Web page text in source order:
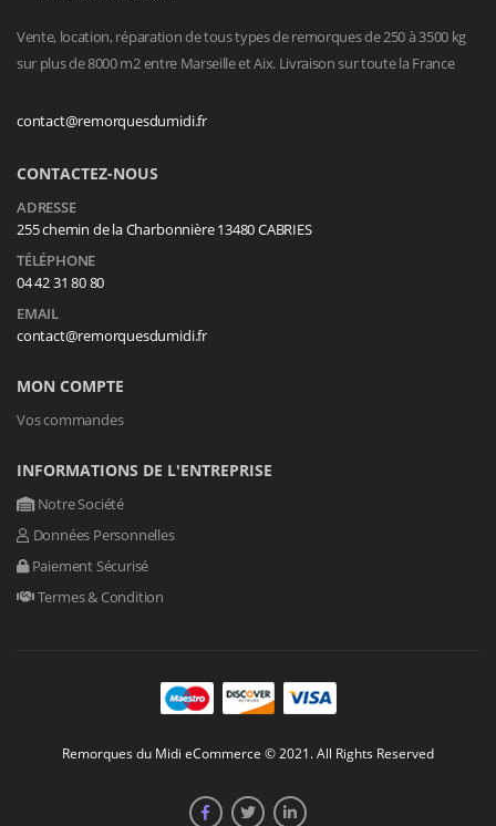
Vente, location, réparation de tous types de remorques de 250 à 3500 kg
sur plus de 8000 m2 entre Marseille et Aix. Livraison sur toute la France
contact@remorquesdumidi.fr
CONTACTEZ-NOUS
ADRESSE
255 chemin de la Charbonnière 13480 CABRIES
TÉLÉPHONE
04 42 31 80 80
EMAIL
contact@remorquesdumidi.fr
MON COMPTE
Vos commandes
INFORMATIONS DE L'ENTREPRISE
Notre Société
Données Personnelles
Paiement Sécurisé
Termes & Condition
Remorques du Midi eCommerce © 2021. All Rights Reserved